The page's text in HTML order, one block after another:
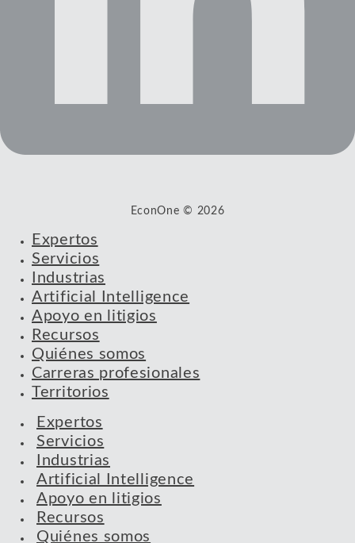
EconOne © 2026
Expertos
Servicios
Industrias
Artificial Intelligence
Apoyo en litigios
Recursos
Quiénes somos
Carreras profesionales
Territorios
Expertos
Servicios
Industrias
Artificial Intelligence
Apoyo en litigios
Recursos
Quiénes somos